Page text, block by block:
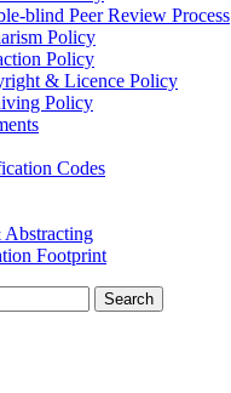
blind Peer Review Process
Policy
Policy
& Licence Policy
Policy
Codes
Footprint
Search